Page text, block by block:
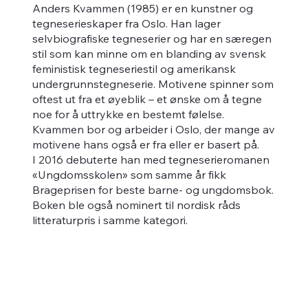
Anders Kvammen (1985) er en kunstner og
tegneserieskaper fra Oslo. Han lager
selvbiografiske tegneserier og har en særegen
stil som kan minne om en blanding av svensk
feministisk tegneseriestil og amerikansk
undergrunnstegneserie. Motivene spinner som
oftest ut fra et øyeblik – et ønske om å tegne
noe for å uttrykke en bestemt følelse.
Kvammen bor og arbeider i Oslo, der mange av
motivene hans også er fra eller er basert på.
I 2016 debuterte han med tegneserieromanen
«Ungdomsskolen» som samme år fikk
Brageprisen for beste barne- og ungdomsbok.
Boken ble også nominert til nordisk råds
litteraturpris i samme kategori.